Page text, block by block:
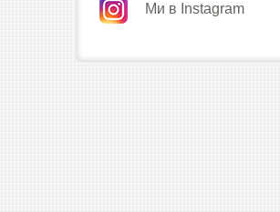
Ми в Instagram